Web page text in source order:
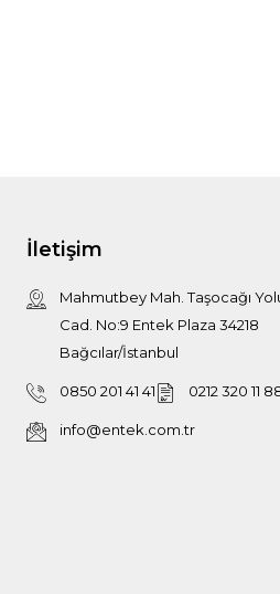
İletişim
Mahmutbey Mah. Taşocağı
Cad. No:9 Entek Plaza 34218
Bağcılar/İstanbul
0850 201 41 41 0212 320 11
info@entek.com.tr